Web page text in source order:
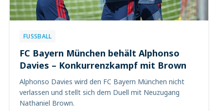
FUSSBALL
FC Bayern München behält Alphonso
Davies – Konkurrenzkampf mit Brown
Alphonso Davies wird den FC Bayern München nicht
verlassen und stellt sich dem Duell mit Neuzugang
Nathaniel Brown.